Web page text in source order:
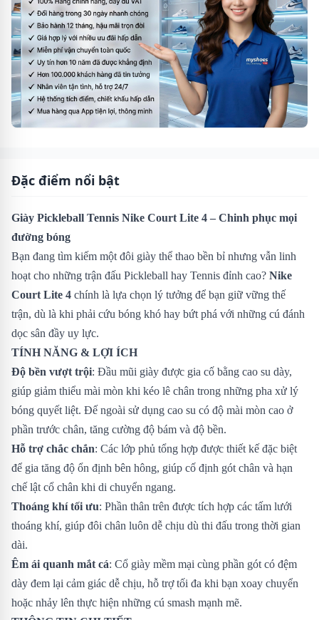
Đặc điểm nổi bật
Giày Pickleball Tennis Nike Court Lite 4 – Chinh phục mọi
đường bóng
Bạn đang tìm kiếm một đôi giày thể thao bền bỉ nhưng vẫn linh
hoạt cho những trận đấu Pickleball hay Tennis đỉnh cao? Nike
Court Lite 4 chính là lựa chọn lý tưởng để bạn giữ vững thế
trận, dù là khi phải cứu bóng khó hay bứt phá với những cú đánh
dọc sân đầy uy lực.
TÍNH NĂNG & LỢI ÍCH
Độ bền vượt trội: Đầu mũi giày được gia cố bằng cao su dày,
giúp giảm thiểu mài mòn khi kéo lê chân trong những pha xử lý
bóng quyết liệt. Đế ngoài sử dụng cao su có độ mài mòn cao ở
phần trước chân, tăng cường độ bám và độ bền.
Hỗ trợ chắc chắn: Các lớp phủ tổng hợp được thiết kế đặc biệt
để gia tăng độ ổn định bên hông, giúp cố định gót chân và hạn
chế lật cổ chân khi di chuyển ngang.
Thoáng khí tối ưu: Phần thân trên được tích hợp các tấm lưới
thoáng khí, giúp đôi chân luôn dễ chịu dù thi đấu trong thời gian
dài.
Êm ái quanh mắt cá: Cổ giày mềm mại cùng phần gót có đệm
dày đem lại cảm giác dễ chịu, hỗ trợ tối đa khi bạn xoay chuyển
hoặc nhảy lên thực hiện những cú smash mạnh mẽ.